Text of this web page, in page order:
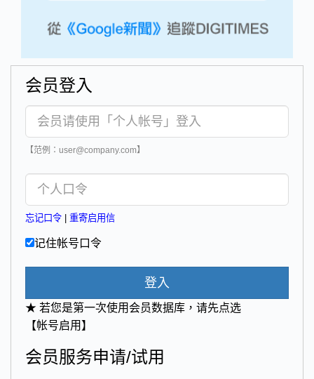
会员登入
【范例：user@company.com】
忘记口令 重寄启用信
记住帐号口令
登入
★ 若您是第一次使用会员数据库，请先点选
【帐号启用】
会员服务申请/试用